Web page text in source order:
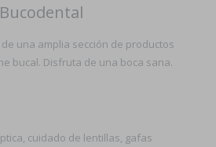
una amplia sección de productos
bucal. Disfruta de una boca sana.
cuidado de lentillas, gafas